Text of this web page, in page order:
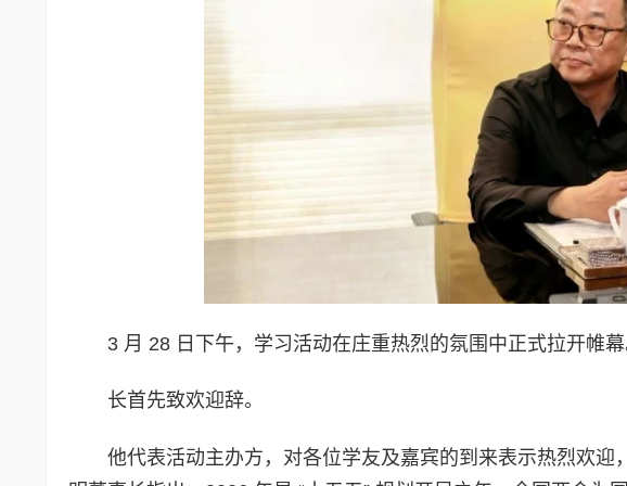
3 月 28 日下午，学习活动在庄重热烈的氛围中正式拉开帷
长首先致欢迎辞。
他代表活动主办方，对各位学友及嘉宾的到来表示热烈欢